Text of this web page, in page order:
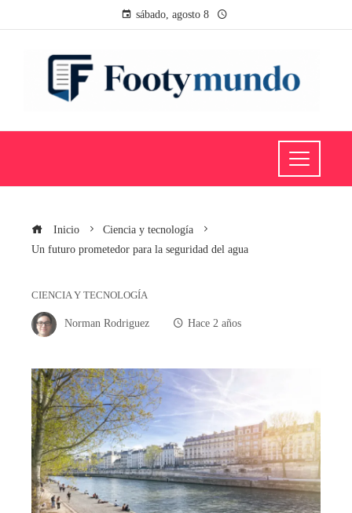
sábado, agosto 8
Inicio
Ciencia y tecnología
Un futuro prometedor para la seguridad del agua
CIENCIA Y TECNOLOGÍA
Norman Rodriguez Hace 2 años